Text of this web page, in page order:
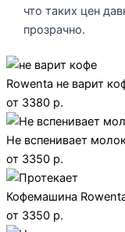
что таких цен
прозрачно.
Rowenta не варит
от 3380 р.
Не вспенивает
от 3350 р.
Кофемашина
от 3350 р.